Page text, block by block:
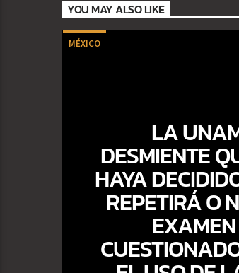
YOU MAY ALSO LIKE
MÉXICO
LA
DESMIENTE
HAYA
REPETIRÁ O
EXAMEN